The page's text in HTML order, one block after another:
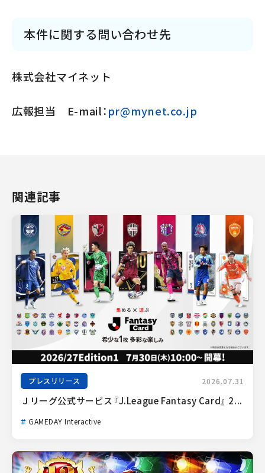
本件に関する問い合わせ先
株式会社マイネット
広報担当 E-mail：pr@mynet.co.jp
関連記事
プレスリリース 2026.07.31
Ｊリーグ公式サービス『J.League Fantasy Card』 2...
GAMEDAY Interactive